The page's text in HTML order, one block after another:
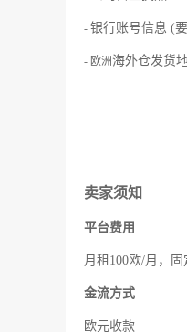
- 银行账号信息 (
- 欧洲 海外仓发货
卖家须知
平台费用
月租100欧/月，固
金流方式
欧元收款